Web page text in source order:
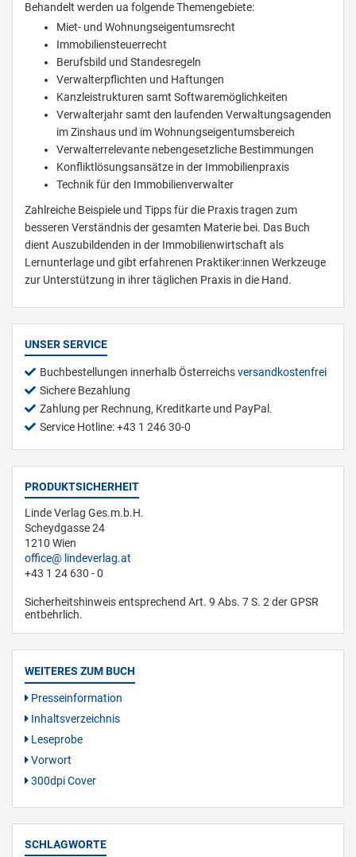
Behandelt werden ua folgende Themengebiete:
Miet- und Wohnungseigentumsrecht
Immobiliensteuerrecht
Berufsbild und Standesregeln
Verwalterpflichten und Haftungen
Kanzleistrukturen samt Softwaremöglichkeiten
Verwalterjahr samt den laufenden Verwaltungsagenden
im Zinshaus und im Wohnungseigentumsbereich
Verwalterrelevante nebengesetzliche Bestimmungen
Konfliktlösungsansätze in der Immobilienpraxis
Technik für den Immobilienverwalter
Zahlreiche Beispiele und Tipps für die Praxis tragen zum
besseren Verständnis der gesamten Materie bei. Das Buch
dient Auszubildenden in der Immobilienwirtschaft als
Lernunterlage und gibt erfahrenen Praktiker:innen Werkzeuge
zur Unterstützung in ihrer täglichen Praxis in die Hand.
UNSER SERVICE
Buchbestellungen innerhalb Österreichsversandkostenfrei
Sichere Bezahlung
Zahlung per Rechnung, Kreditkarte und PayPal.
Service Hotline: +43 1 246 30-0
PRODUKTSICHERHEIT
Linde Verlag Ges.m.b.H.
Scheydgasse 24
1210 Wien
office
lindeverlag.at
+43 1 24 630 - 0
Sicherheitshinweis entsprechend Art. 9 Abs. 7 S. 2 der GPSR
entbehrlich.
WEITERES ZUM BUCH
Presseinformation
Inhaltsverzeichnis
Leseprobe
Vorwort
300dpi Cover
SCHLAGWORTE